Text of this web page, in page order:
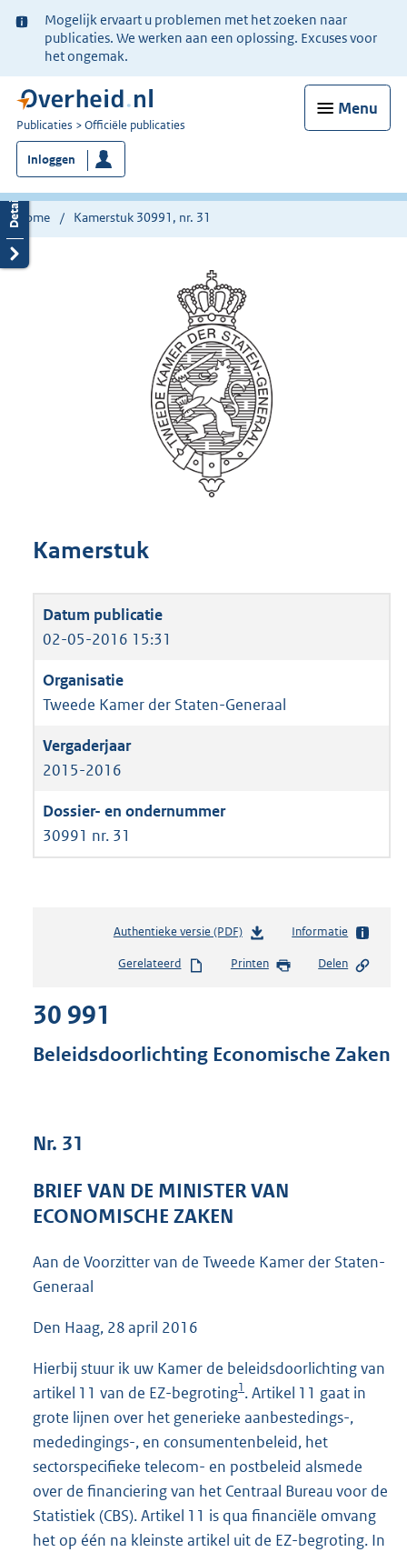
Ter
informatie:
Mogelijk ervaart u problemen met het zoeken naar
publicaties. We werken aan een oplossing. Excuses voor
het ongemak.
Menu
U
bent
nu
hier:
Publicaties Officiële publicaties
Inloggen
Home Kamerstuk 30991, nr. 31
Kamerstuk
02-05-2016 15:31
Tweede Kamer der Staten-Generaal
2015-2016
30991 nr. 31
Authentieke versie (PDF)b
s
s
e
8
Informatie
Gerelateerd Printen Delen
30 991
Beleidsdoorlichting Economische Zaken
Nr. 31
BRIEF VAN DE MINISTER VAN
ECONOMISCHE ZAKEN
Aan de Voorzitter van de Tweede Kamer der Staten-
Generaal
Den Haag, 28 april 2016
Hierbij stuur ik uw Kamer de beleidsdoorlichting van
artikel 11 van de EZ-begroting1. Artikel 11 gaat in
grote lijnen over het generieke aanbestedings-,
mededingings-, en consumentenbeleid, het
sectorspecifieke telecom- en postbeleid alsmede
over de financiering van het Centraal Bureau voor de
Statistiek (CBS). Artikel 11 is qua financiële omvang
het op één na kleinste artikel uit de EZ-begroting. In